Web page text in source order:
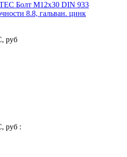
Болт М12х30 DIN 933
8.8, гальван. цинк
руб
руб :